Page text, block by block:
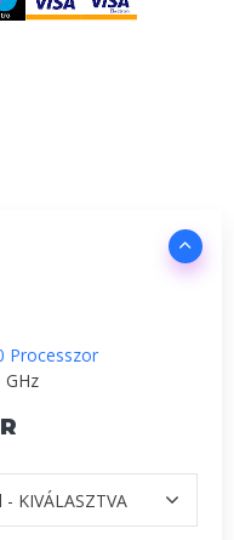
Processzor
GHz